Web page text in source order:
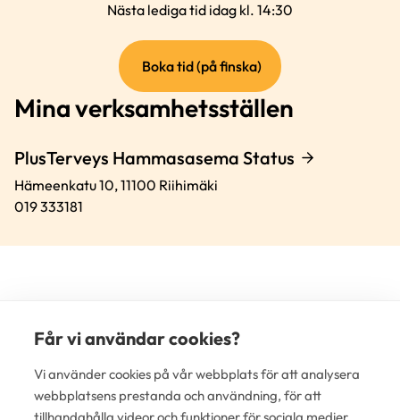
Nästa lediga tid idag kl. 14:30
Boka tid (på finska)(extern
länk)
Mina verksamhetsställen
PlusTerveys Hammasasema Status
Hämeenkatu 10,11100 Riihimäki
019 333181
Får vi användar cookies?
Vi använder cookies på vår webbplats för att analysera
webbplatsens prestanda och användning, för att